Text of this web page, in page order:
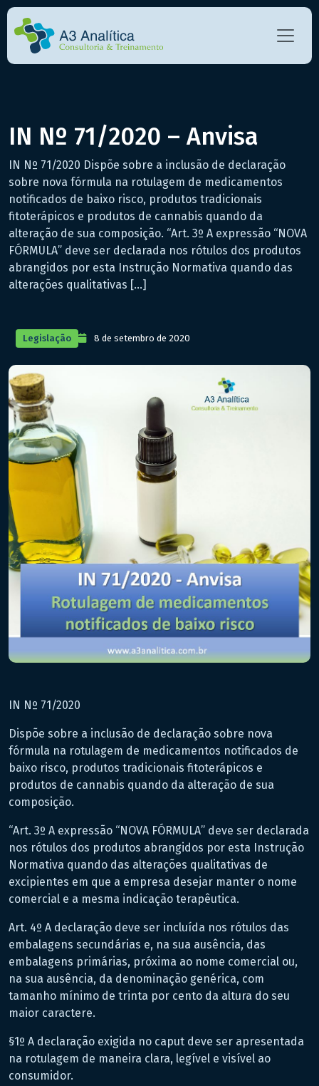
IN Nº 71/2020 – Anvisa
IN Nº 71/2020 Dispõe sobre a inclusão de declaração
sobre nova fórmula na rotulagem de medicamentos
notificados de baixo risco, produtos tradicionais
fitoterápicos e produtos de cannabis quando da
alteração de sua composição. “Art. 3º A expressão “NOVA
FÓRMULA” deve ser declarada nos rótulos dos produtos
abrangidos por esta Instrução Normativa quando das
alterações qualitativas […]
Legislação 8 de setembro de 2020
IN Nº 71/2020
Dispõe sobre a inclusão de declaração sobre nova
fórmula na rotulagem de medicamentos notificados de
baixo risco, produtos tradicionais fitoterápicos e
produtos de cannabis quando da alteração de sua
composição.
“Art. 3º A expressão “NOVA FÓRMULA” deve ser declarada
nos rótulos dos produtos abrangidos por esta Instrução
Normativa quando das alterações qualitativas de
excipientes em que a empresa desejar manter o nome
comercial e a mesma indicação terapêutica.
Art. 4º A declaração deve ser incluída nos rótulos das
embalagens secundárias e, na sua ausência, das
embalagens primárias, próxima ao nome comercial ou,
na sua ausência, da denominação genérica, com
tamanho mínimo de trinta por cento da altura do seu
maior caractere.
§1º A declaração exigida no caput deve ser apresentada
na rotulagem de maneira clara, legível e visível ao
consumidor.